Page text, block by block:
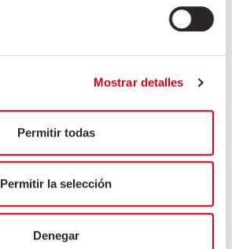
Mostrar detalles
Permitir todas
Permitir la selección
Denegar